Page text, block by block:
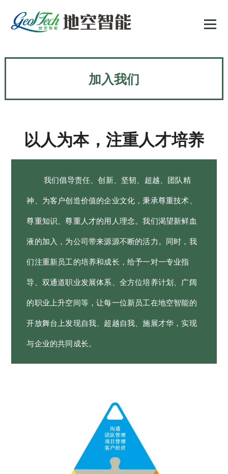
加入我们
以人为本，注重人才培养
我们倡导责任、创新、坚韧、超越、团队精
神、为客户创造价值的企业文化，秉承尊重技术、
尊重知识、尊重人才的用人理念。我们渴望新鲜血
液的加入，为公司带来源源不断的活力。同时，我
们注重新员工的培养和成长，给予一对一专业指
导、双通道职业发展体系、全方位培养计划、广阔
的职业上升空间等，让每一位新员工在地空智能的
开放舞台上发现自我、超越自我、施展才华，实现
与企业的共同成长。